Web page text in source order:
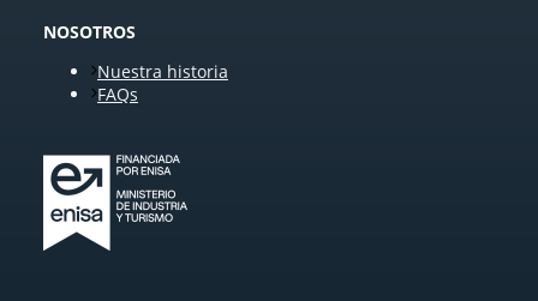
NOSOTROS
Nuestra historia
FAQs